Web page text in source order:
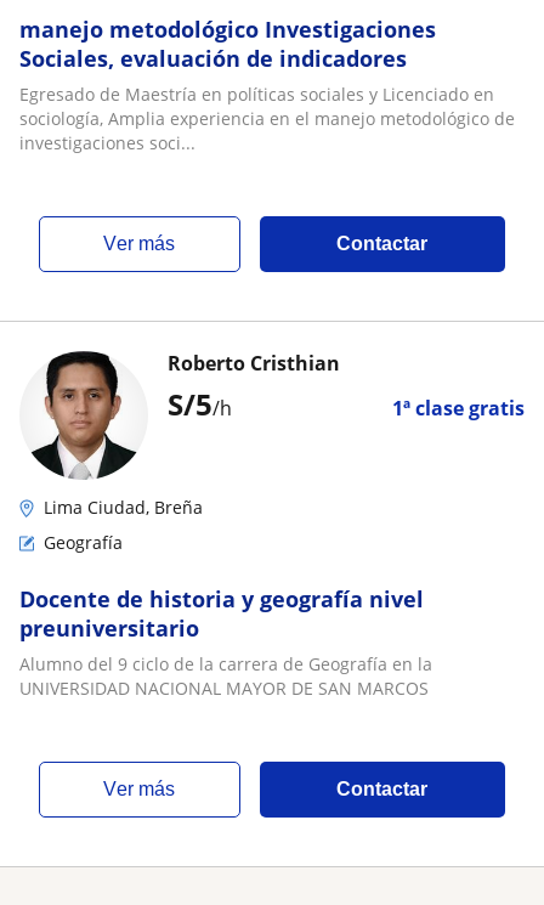
manejo metodológico Investigaciones
Sociales, evaluación de indicadores
Egresado de Maestría en políticas sociales y Licenciado en
sociología, Amplia experiencia en el manejo metodológico de
investigaciones soci...
ver más Contactar
S/5/h 1ª clase gratis
Roberto Cristhian
Lima Ciudad, Breña
Geografía
Docente de historia y geografía nivel
preuniversitario
Alumno del 9 ciclo de la carrera de Geografía en la
UNIVERSIDAD NACIONAL MAYOR DE SAN MARCOS
ver más Contactar